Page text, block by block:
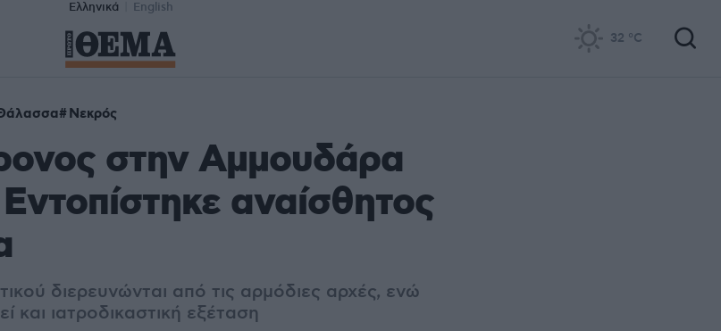
Ελληνικά English
32 °C
Νεκρός
στην Αμμουδάρα
αναίσθητος
διερευνώνται από τις αρμόδιες αρχές, ενώ
και ιατροδικαστική εξέταση